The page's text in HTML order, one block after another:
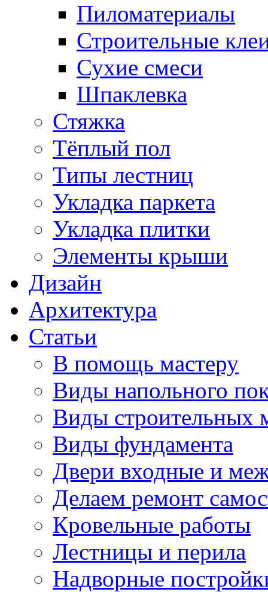
Пиломатериалы
Строительные
Сухие смеси
Шпаклевка
Стяжка
Тёплый пол
Типы лестниц
Укладка паркета
Укладка плитки
Элементы крыши
Дизайн
Архитектура
Статьи
В помощь мастеру
Виды напольного
Виды строительных
Виды фундамента
Двери входные и
Делаем ремонт
Кровельные работы
Лестницы и перила
Надворные